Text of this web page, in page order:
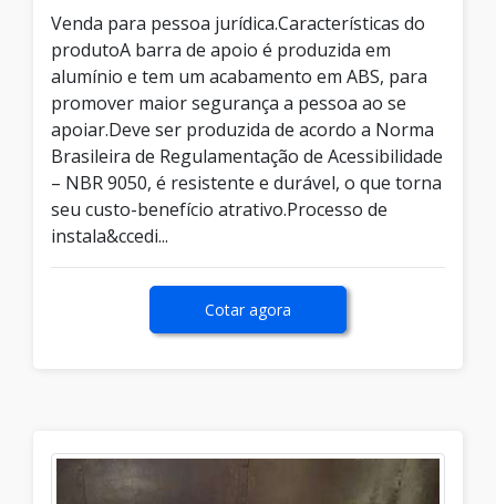
Venda para pessoa jurídica.Características do
produtoA barra de apoio é produzida em
alumínio e tem um acabamento em ABS, para
promover maior segurança a pessoa ao se
apoiar.Deve ser produzida de acordo a Norma
Brasileira de Regulamentação de Acessibilidade
– NBR 9050, é resistente e durável, o que torna
seu custo-benefício atrativo.Processo de
instala&ccedi...
Cotar agora